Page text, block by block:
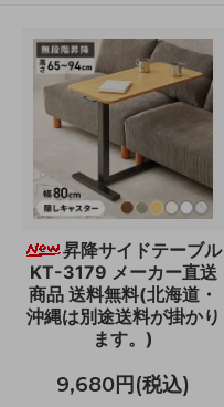
昇降サイドテーブル
KT-3179 メーカー直送
商品 送料無料(北海道・
沖縄は別途送料が掛かり
ます。)
9,680円(税込)